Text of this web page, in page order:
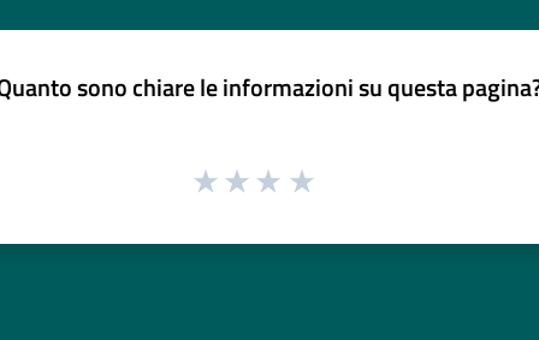
sono chiare le informazioni su questa